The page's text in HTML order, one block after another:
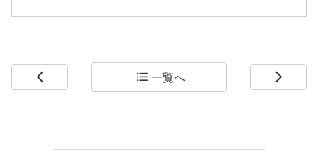
arrow_back_ios format_list_bulleted 一覧へ arrow_forward_ios